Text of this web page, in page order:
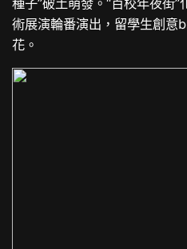
術展演輪番演出，留學生創意
花。